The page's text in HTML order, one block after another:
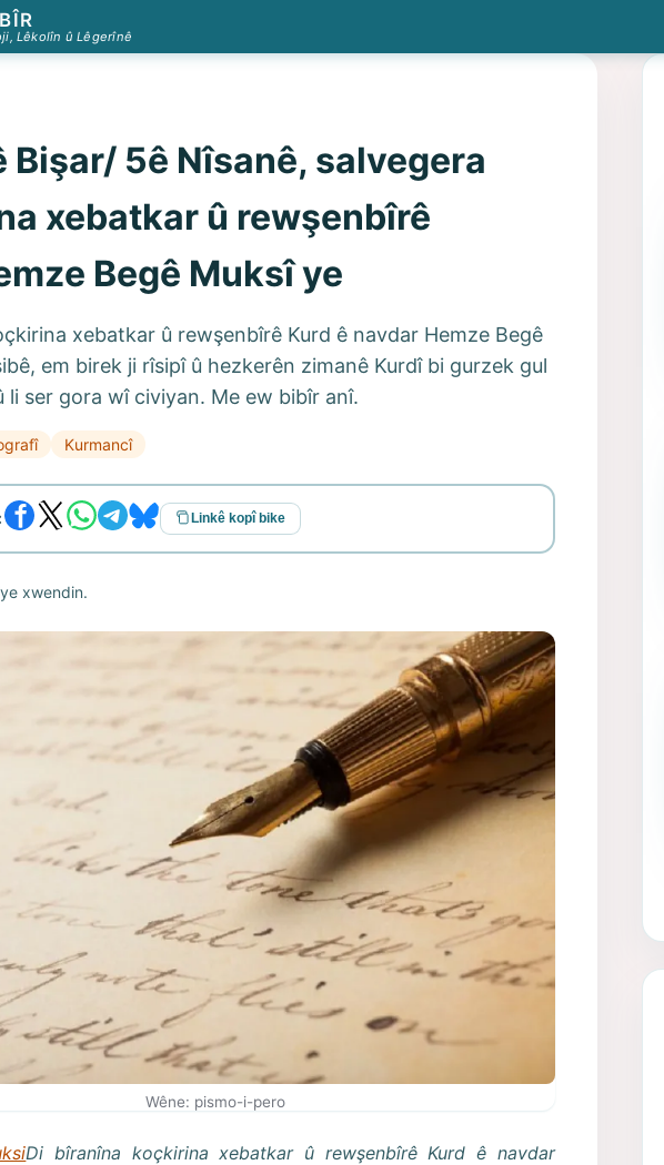
Lêkolîn û Lêgerînê
Bişar/ 5ê Nîsanê, salvegera
xebatkar û rewşenbîrê
Begê Muksî ye
xebatkar û rewşenbîrê Kurd ê navdar Hemze Begê
em birek ji rîsipî û hezkerên zimanê Kurdî bi gurzek gul
li ser gora wî civiyan. Me ew bibîr anî.
Kurmancî
Linkê kopî bike
xwendin.
Wêne: pismo-i-pero
Di bîranîna koçkirina xebatkar û rewşenbîrê Kurd ê navdar